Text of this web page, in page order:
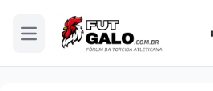
Abrir menu